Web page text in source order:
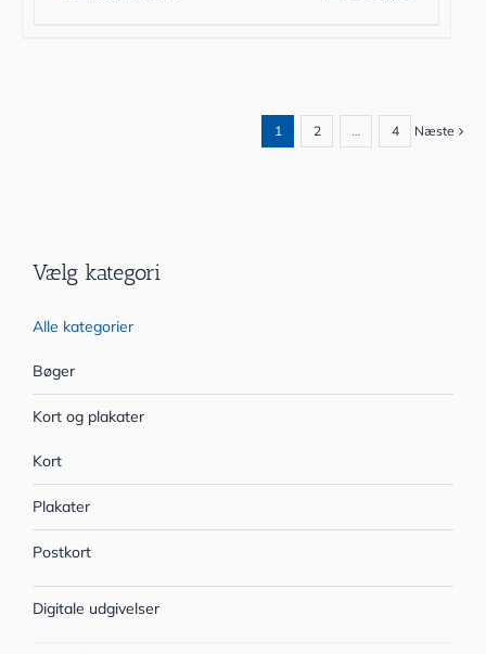
1 2 … 4 Næste
Vælg kategori
Alle kategorier
Bøger
Kort og plakater
Kort
Plakater
Postkort
Digitale udgivelser